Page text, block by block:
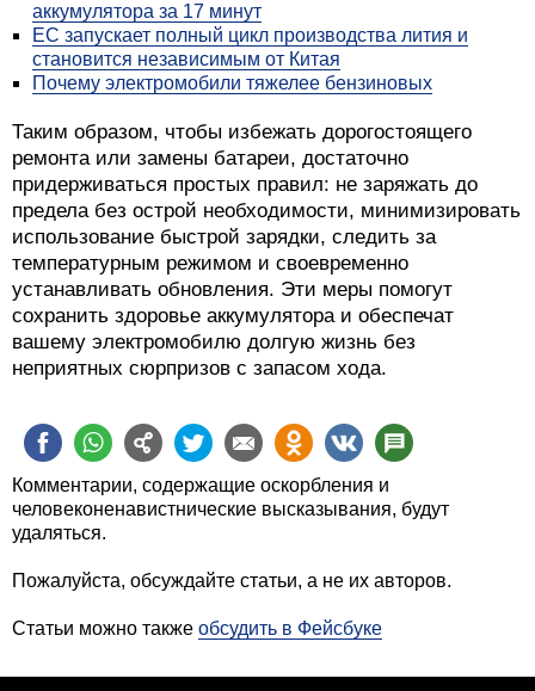
аккумулятора за 17 минут
ЕС запускает полный цикл производства лития и
становится независимым от Китая
Почему электромобили тяжелее бензиновых
Таким образом, чтобы избежать дорогостоящего
ремонта или замены батареи, достаточно
придерживаться простых правил: не заряжать до
предела без острой необходимости, минимизировать
использование быстрой зарядки, следить за
температурным режимом и своевременно
устанавливать обновления. Эти меры помогут
сохранить здоровье аккумулятора и обеспечат
вашему электромобилю долгую жизнь без
неприятных сюрпризов с запасом хода.
Комментарии, содержащие оскорбления и
человеконенавистнические высказывания, будут
удаляться.
Пожалуйста, обсуждайте статьи, а не их авторов.
Статьи можно также обсудить в Фейсбуке